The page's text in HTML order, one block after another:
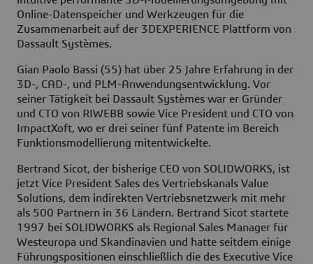
Online-Datenspeicher und Werkzeugen für die
Zusammenarbeit auf der 3DEXPERIENCE Plattform von
Dassault Systèmes.
Gian Paolo Bassi (55) hat über 25 Jahre Erfahrung in der
3D-, CAD-, und PLM-Anwendungsentwicklung. Vor
seiner Tätigkeit bei Dassault Systèmes war er Gründer
und CTO von RIWEBB sowie Vice President und CTO von
ImpactXoft, wo er drei seiner fünf Patente im Bereich
Funktionsmodellierung mitentwickelte.
Bertrand Sicot, der bisherige CEO von SOLIDWORKS, ist
jetzt Vice President Sales des Vertriebskanals Value
Solutions, dem indirekten Vertriebsnetzwerk mit mehr
als 500 Partnern in 36 Ländern. Bertrand Sicot startete
1997 bei SOLIDWORKS als Regional Sales Manager für
Westeuropa und Skandinavien und hatte seitdem einige
Führungspositionen einschließlich die des Executive Vice